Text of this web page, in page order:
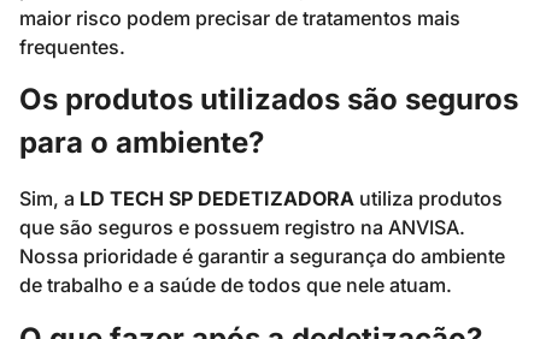
maior risco podem precisar de tratamentos mais
frequentes.
Os produtos utilizados são seguros
para o ambiente?
Sim, a LD TECH SP DEDETIZADORA utiliza produtos
que são seguros e possuem registro na ANVISA.
Nossa prioridade é garantir a segurança do ambiente
de trabalho e a saúde de todos que nele atuam.